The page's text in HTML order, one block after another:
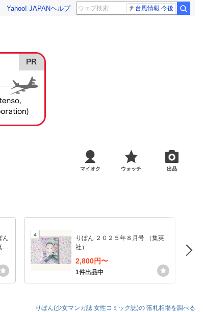
Yahoo! JAPANヘルプ 台風情報 今後
マイオク ウォッチ 出品
ん
優
4
りぼん ２０２５年８月号 （集英
社）
2,800円〜
1件出品中
りぼん(少女マンガ誌 女性コミック誌)の 落札相場を調べる